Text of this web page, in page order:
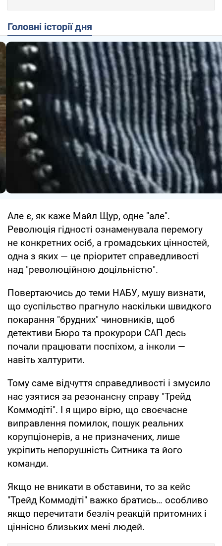
Головні історії дня
Але є, як каже Майл Щур, одне "але".
Революція гідності ознаменувала перемогу
не конкретних осіб, а громадських цінностей,
одна з яких — це пріоритет справедливості
над "революційною доцільністю".
Повертаючись до теми НАБУ, мушу визнати,
що суспільство прагнуло наскільки швидкого
покарання "брудних" чиновників, щоб
детективи Бюро та прокурори САП десь
почали працювати поспіхом, а інколи —
навіть халтурити.
Тому саме відчуття справедливості і змусило
нас узятися за резонансну справу "Трейд
Коммодіті". І я щиро вірю, що своєчасне
виправлення помилок, пошук реальних
корупціонерів, а не призначених, лише
укріпить непорушність Ситника та його
команди.
Якщо не вникати в обставини, то за кейс
"Трейд Коммодіті" важко братись… особливо
якщо перечитати безліч реакцій притомних і
ціннісно близьких мені людей.